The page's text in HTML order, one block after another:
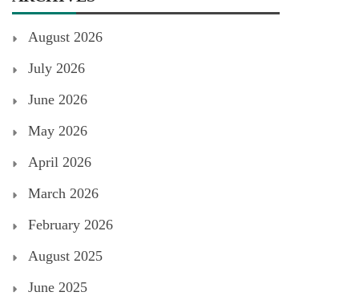
August 2026
July 2026
June 2026
May 2026
April 2026
March 2026
February 2026
August 2025
June 2025